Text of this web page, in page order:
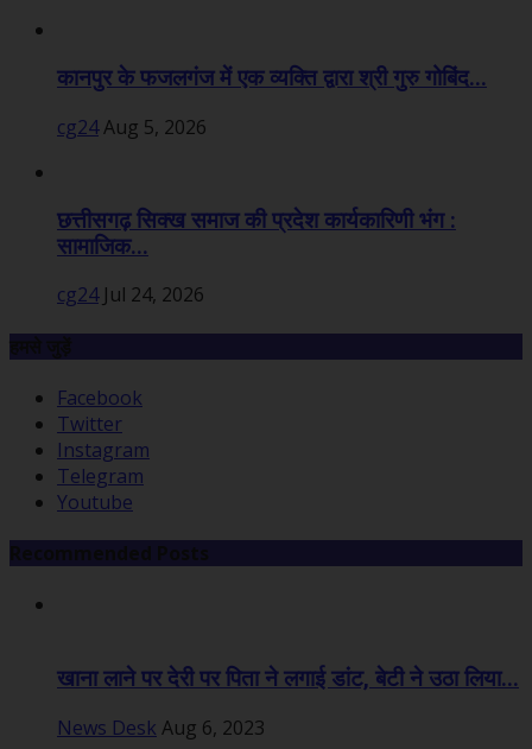
कानपुर के फजलगंज में एक व्यक्ति द्वारा श्री गुरु गोबिंद...
cg24Aug 5, 2026
छत्तीसगढ़ सिक्ख समाज की प्रदेश कार्यकारिणी भंग :
सामाजिक...
cg24 Jul 24, 2026
Facebook
Twitter
Instagram
Telegram
Youtube
खाना लाने पर देरी पर पिता ने लगाई डांट, बेटी ने उठा लिया...
News Desk Aug 6, 2023